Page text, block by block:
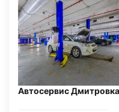
Автосервис Дмитровка